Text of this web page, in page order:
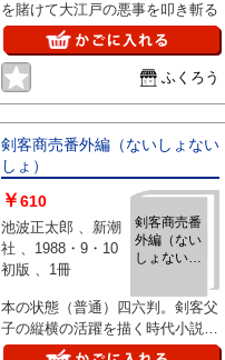
を賭けて大江戸の悪事を叩き斬る
ふくろう
剣客商売番外編（ないしょない
しょ）
剣客商売番
外編（ない
しょないし
￥610
池波正太郎 、新潮
社 、1988・9・10
初版 、1冊
本の状態（普通）四六判。剣客父
子の縦横の活躍を描く時代小説シ
リーズ